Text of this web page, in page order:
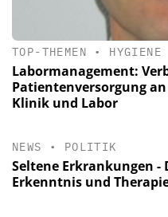
TOP-THEMEN • HYGIENE
Labormanagement:
Patientenversorgung
Klinik und Labor
NEWS • POLITIK
Seltene Erkrankungen -
Erkenntnis und